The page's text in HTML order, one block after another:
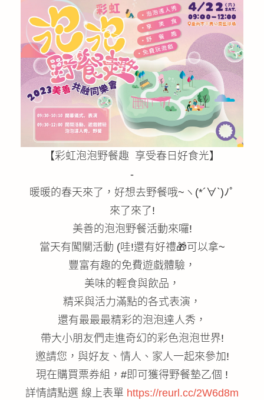
我要捐款
捐款徵信
公益義賣
聯絡我們
友善連結
網站地圖
【彩虹泡泡野餐趣 享受春日好食光】
-
暖暖的春天來了，好想去野餐哦~ヽ(*´∀`)ﾉﾟ
來了來了!
美善的泡泡野餐活動來囉!
當天有闖關活動 (哇!還有好禮🎁可以拿~
豐富有趣的免費遊戲體驗，
美味的輕食與飲品，
精采與活力滿點的各式表演，
還有最最最精彩的泡泡達人秀，
帶大小朋友們走進奇幻的彩色泡泡世界!
邀請您，與好友、情人、家人一起來參加!
現在購買票券組，#即可獲得野餐墊乙個 !
詳情請點選 線上表單 https://reurl.cc/2W6d8m